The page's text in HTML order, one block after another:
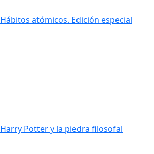
Hábitos atómicos. Edición especial
Harry Potter y la piedra filosofal